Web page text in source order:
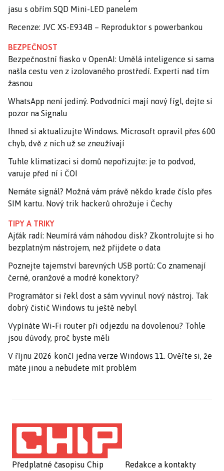
jasu s obřím SQD Mini-LED panelem
Recenze: JVC XS-E934B – Reproduktor s powerbankou
BEZPEČNOST
Bezpečnostní fiasko v OpenAI: Umělá inteligence si sama
našla cestu ven z izolovaného prostředí. Experti nad tím
žasnou
WhatsApp není jediný. Podvodníci mají nový fígl, dejte si
pozor na Signalu
Ihned si aktualizujte Windows. Microsoft opravil přes 600
chyb, dvě z nich už se zneužívají
Tuhle klimatizaci si domů nepořizujte: je to podvod,
varuje před ní i ČOI
Nemáte signál? Možná vám právě někdo krade číslo přes
SIM kartu. Nový trik hackerů ohrožuje i Čechy
TIPY A TRIKY
Ajťák radí: Neumírá vám náhodou disk? Zkontrolujte si ho
bezplatným nástrojem, než přijdete o data
Poznejte tajemství barevných USB portů: Co znamenají
černé, oranžové a modré konektory?
Programátor si řekl dost a sám vyvinul nový nástroj. Tak
dobrý čistič Windows tu ještě nebyl
Vypínáte Wi-Fi router při odjezdu na dovolenou? Tohle
jsou důvody, proč byste měli
V říjnu 2026 končí jedna verze Windows 11. Ověřte si, že
máte jinou a nebudete mít problém
Předplatné časopisu Chip
Redakce a kontakty